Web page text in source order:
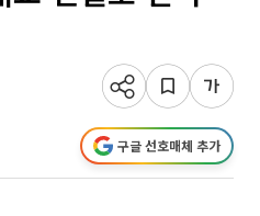
구글 선호매체 추가